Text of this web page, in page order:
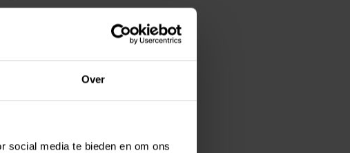
Over
social media te bieden en om ons